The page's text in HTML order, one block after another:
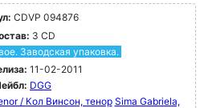
CDVP 094876
3 CD
Заводская упаковка.
11-02-2011
DGG
/ Кол Винсон, тенор Sima Gabriela,